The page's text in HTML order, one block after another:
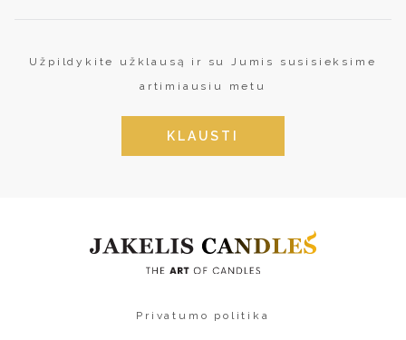
Užpildykite užklausą ir su Jumis susisieksime
artimiausiu metu
KLAUSTI
Privatumo politika